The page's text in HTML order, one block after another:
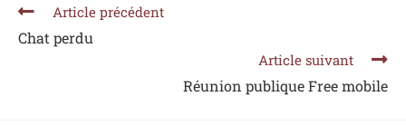
Article précédent
Chat perdu
Article suivant
Réunion publique Free mobile